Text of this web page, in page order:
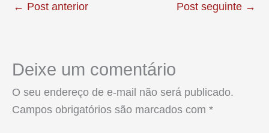
← Post anterior Post seguinte →
Deixe um comentário
O seu endereço de e-mail não será publicado.
Campos obrigatórios são marcados com *